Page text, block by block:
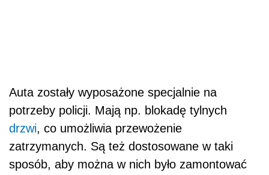
Auta zostały wyposażone specjalnie na
potrzeby policji. Mają np. blokadę tylnych
drzwi, co umożliwia przewożenie
zatrzymanych. Są też dostosowane w taki
sposób, aby można w nich było zamontować